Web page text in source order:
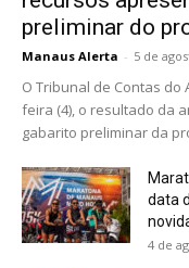
preliminar do
Manaus Alerta - 5 de
O Tribunal de Contas do
feira (4), o resultado da
gabarito preliminar da
data
4 de